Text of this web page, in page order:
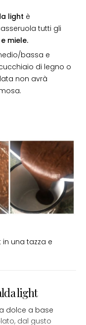
light è
tutti gli
miele.
bassa e
di legno o
non avrà
una tazza e
light
dolce a base
dal gusto